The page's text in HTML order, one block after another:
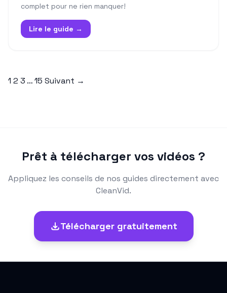
complet pour ne rien manquer!
Lire le guide →
1 2 3 …15 Suivant →
Prêt à télécharger vos vidéos ?
Appliquez les conseils de nos guides directement avec
CleanVid.
Télécharger gratuitement